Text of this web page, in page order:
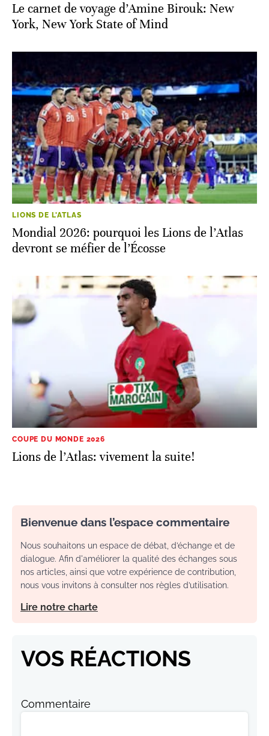
Le carnet de voyage d’Amine Birouk: New
York, New York State of Mind
LIONS DE L'ATLAS
Mondial 2026: pourquoi les Lions de l’Atlas
devront se méfier de l’Écosse
COUPE DU MONDE 2026
Lions de l’Atlas: vivement la suite!
Bienvenue dans l’espace commentaire
Nous souhaitons un espace de débat, d’échange et de
dialogue. Afin d'améliorer la qualité des échanges sous
nos articles, ainsi que votre expérience de contribution,
nous vous invitons à consulter nos règles d’utilisation.
Lire notre charte
VOS RÉACTIONS
Commentaire